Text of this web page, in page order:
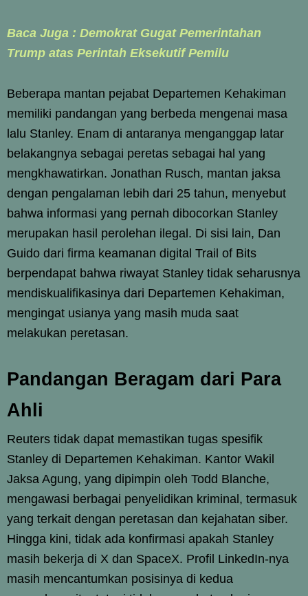
Baca Juga : Demokrat Gugat Pemerintahan
Trump atas Perintah Eksekutif Pemilu
Beberapa mantan pejabat Departemen Kehakiman
memiliki pandangan yang berbeda mengenai masa
lalu Stanley. Enam di antaranya menganggap latar
belakangnya sebagai peretas sebagai hal yang
mengkhawatirkan. Jonathan Rusch, mantan jaksa
dengan pengalaman lebih dari 25 tahun, menyebut
bahwa informasi yang pernah dibocorkan Stanley
merupakan hasil perolehan ilegal. Di sisi lain, Dan
Guido dari firma keamanan digital Trail of Bits
berpendapat bahwa riwayat Stanley tidak seharusnya
mendiskualifikasinya dari Departemen Kehakiman,
mengingat usianya yang masih muda saat
melakukan peretasan.
Pandangan Beragam dari Para
Ahli
Reuters tidak dapat memastikan tugas spesifik
Stanley di Departemen Kehakiman. Kantor Wakil
Jaksa Agung, yang dipimpin oleh Todd Blanche,
mengawasi berbagai penyelidikan kriminal, termasuk
yang terkait dengan peretasan dan kejahatan siber.
Hingga kini, tidak ada konfirmasi apakah Stanley
masih bekerja di X dan SpaceX. Profil LinkedIn-nya
masih mencantumkan posisinya di kedua